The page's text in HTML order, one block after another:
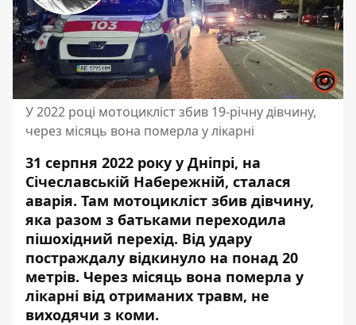
У 2022 році мотоцикліст збив 19-річну дівчину,
через місяць вона померла у лікарні
31 серпня 2022 року у Дніпрі, на
Січеславській Набережній, сталася
аварія. Там мотоцикліст збив дівчину,
яка разом з батьками переходила
пішохідний перехід. Від удару
постраждалу відкинуло на понад 20
метрів. Через місяць вона померла у
лікарні від отриманих травм, не
виходячи з коми.